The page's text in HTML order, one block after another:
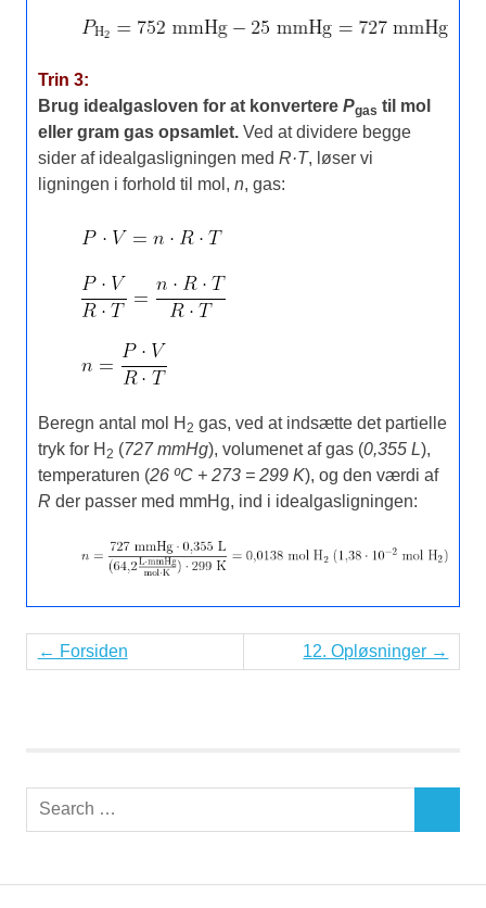
Trin 3:
Brug idealgasloven for at konvertere Pgas til mol
eller gram gas opsamlet. Ved at dividere begge
sider af idealgasligningen med R·T, løser vi
ligningen i forhold til mol, n, gas:
Beregn antal mol H 2 gas, ved at indsætte det partielle
tryk for H 2 (727 mmHg), volumenet af gas (0,355 L),
temperaturen (26 ºC + 273 = 299 K), og den værdi af
R der passer med mmHg, ind i idealgasligningen:
← Forsiden 12. Opløsninger →
Search